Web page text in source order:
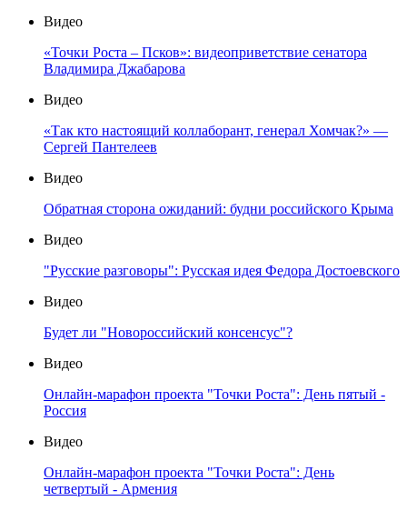
Видео
«Точки Роста – Псков»: видеоприветствие сенатора
Владимира Джабарова
Видео
«Так кто настоящий коллаборант, генерал Хомчак?» —
Сергей Пантелеев
Видео
Обратная сторона ожиданий: будни российского Крыма
Видео
"Русские разговоры": Русская идея Федора Достоевского
Видео
Будет ли "Новороссийский консенсус"?
Видео
Онлайн-марафон проекта "Точки Роста": День пятый -
Россия
Видео
Онлайн-марафон проекта "Точки Роста": День
четвертый - Армения